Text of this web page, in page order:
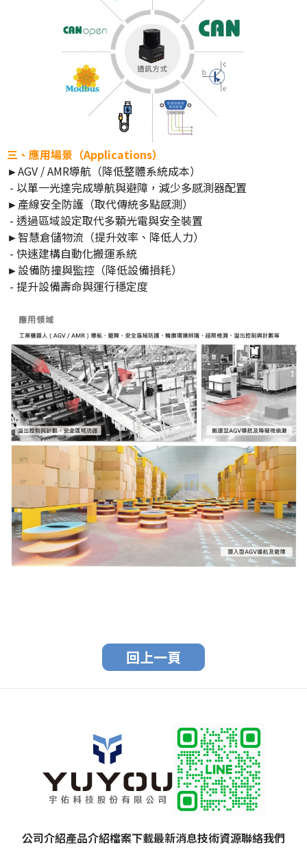
三、應用場景（Applications）
►AGV / AMR導航（降低整體系統成本）
- 以單一光達完成導航與避障，減少多感測器配置
►產線安全防護（取代傳統多點感測）
- 透過區域設定取代多顆光電與安全裝置
►智慧倉儲物流（提升效率、降低人力）
- 快速建構自動化搬運系統
►設備防撞與監控（降低設備損耗）
- 提升設備壽命與運行穩定度
回上一頁
公司介紹產品介紹檔案下載最新消息技術資源聯絡我們